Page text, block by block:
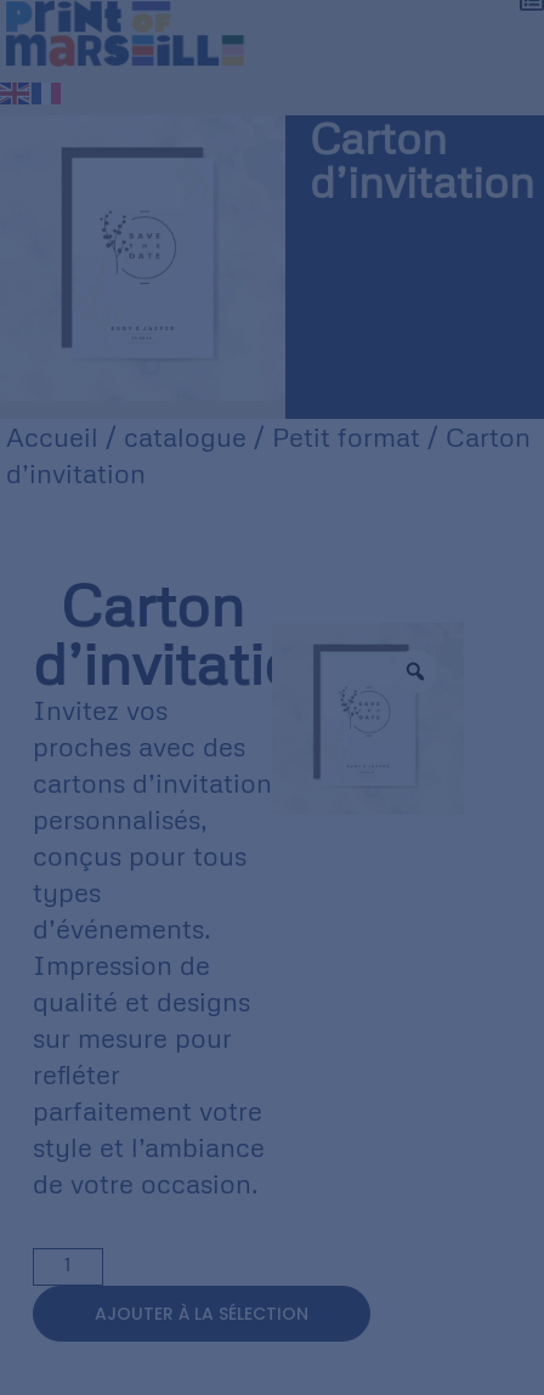
Carton
d’invitation
Accueil / catalogue / Petit format / Carton
d’invitation
Carton
d’invitation
Invitez vos
proches avec des
cartons d’invitation
personnalisés,
conçus pour tous
types
d’événements.
Impression de
qualité et designs
sur mesure pour
refléter
parfaitement votre
style et l’ambiance
de votre occasion.
AJOUTER À LA SÉLECTION